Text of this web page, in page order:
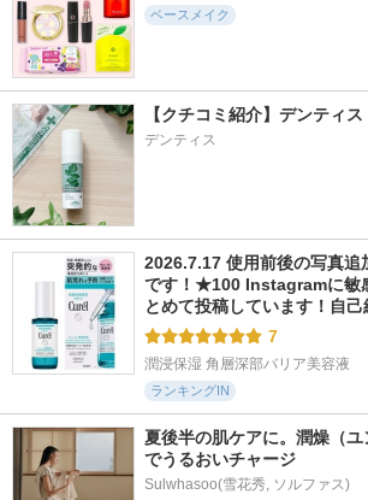
ベースメイク
【クチコミ紹介】デンティ
デンティス
2026.7.17 使用前後の写真追
です！★100 Instagramに敏
とめて投稿しています！自
7
潤浸保湿 角層深部バリア美容液
ランキングIN
夏後半の肌ケアに。潤燥（
でうるおいチャージ
Sulwhasoo(雪花秀, ソルファス)